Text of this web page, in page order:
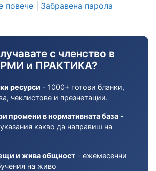
повече| Забравена парола
с членство в
и ПРАКТИКА?
ресурси - 1000+ готови бланки,
чеклистове и презнетации.
промени в нормативната база -
какво да направиш на
и жива общност - ежемесечни
на живо